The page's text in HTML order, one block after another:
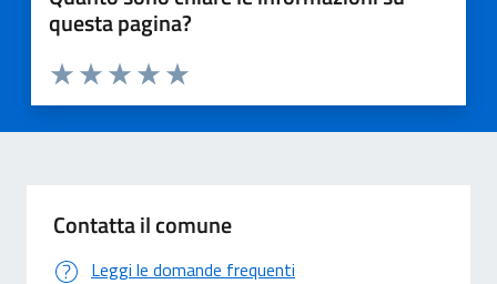
questa pagina?
Valuta 5 stelle su 5
Valuta 4 stelle su 5
Valuta 3 stelle su 5
Valuta 2 stelle su 5
Valuta 1 stelle su 5
Contatta il comune
Leggi le domande frequenti